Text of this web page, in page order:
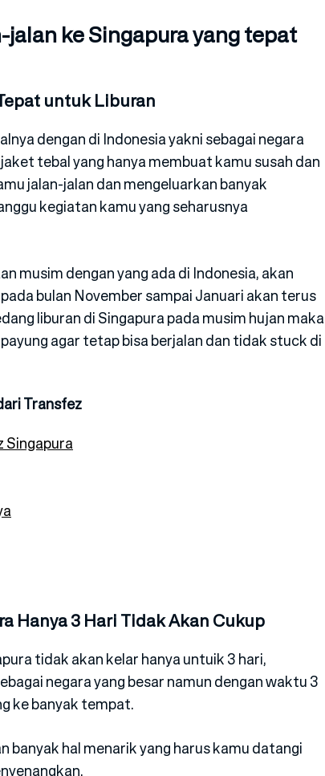
ke Singapura yang tepat
untuk Liburan
dengan di Indonesia yakni sebagai negara
tebal yang hanya membuat kamu susah dan
jalan-jalan dan mengeluarkan banyak
kegiatan kamu yang seharusnya
musim dengan yang ada di Indonesia, akan
bulan November sampai Januari akan terus
liburan di Singapura pada musim hujan maka
agar tetap bisa berjalan dan tidak stuck di
Transfez
Singapura
Hanya 3 Hari Tidak Akan Cukup
tidak akan kelar hanya untuik 3 hari,
negara yang besar namun dengan waktu 3
ke banyak tempat.
banyak hal menarik yang harus kamu datangi